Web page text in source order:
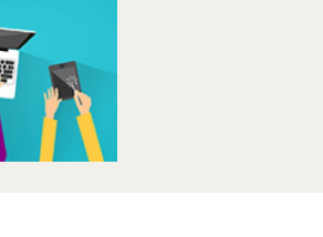
και Ελληνικού Λαδιού